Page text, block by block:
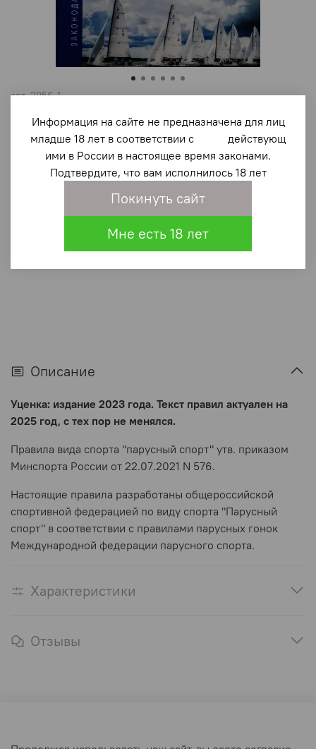
арт.2956-1
Правила вида спорта "Парусный спорт" (у)
-44%
500 ₽
890 ₽
В корзину
Описание
Уценка: издание 2023 года. Текст правил актуален на
2025 год, с тех пор не менялся.
Правила вида спорта "парусный спорт" утв. приказом
Минспорта России от 22.07.2021 N 576.
Настоящие правила разработаны общероссийской
спортивной федерацией по виду спорта "Парусный
спорт" в соответствии с правилами парусных гонок
Международной федерации парусного спорта.
Характеристики
Отзывы
Информация на сайте не предназначена для лиц
младше 18 лет в соответствии с действующ
ими в России в настоящее время законами.
Подтвердите, что вам исполнилось 18 лет
Покинуть сайт
Мне есть 18 лет